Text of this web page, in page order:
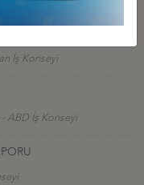
İş Konseyi
- ABD İş Konseyi